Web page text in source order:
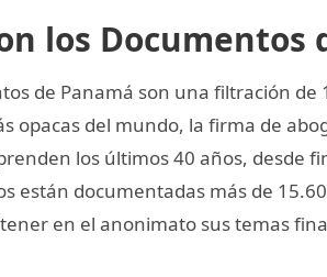
los Documentos
de Panamá son una filtración
opacas del mundo, la firma de
los últimos 40 años, desde
están documentadas más de
en el anonimato sus temas